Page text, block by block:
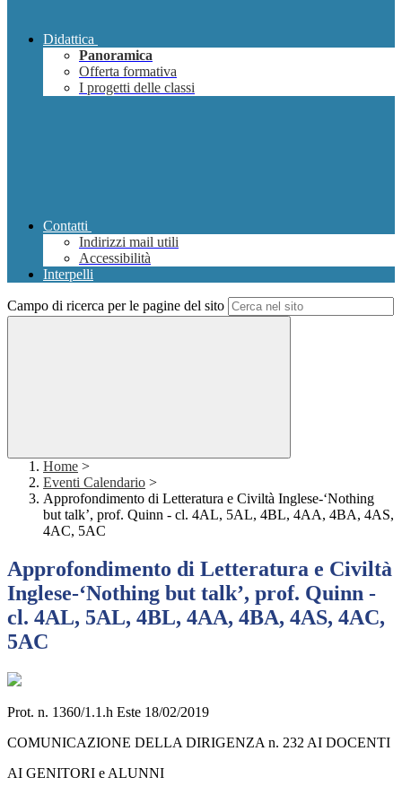
Didattica
Panoramica
Offerta formativa
I progetti delle classi
Contatti
Indirizzi mail utili
Accessibilità
Interpelli
Campo di ricerca per le pagine del sito
Home >
Eventi Calendario >
Approfondimento di Letteratura e Civiltà Inglese-‘Nothing
but talk’, prof. Quinn - cl. 4AL, 5AL, 4BL, 4AA, 4BA, 4AS,
4AC, 5AC
Approfondimento di Letteratura e Civiltà
Inglese-‘Nothing but talk’, prof. Quinn -
cl. 4AL, 5AL, 4BL, 4AA, 4BA, 4AS, 4AC,
5AC
Prot. n. 1360/1.1.h Este 18/02/2019
COMUNICAZIONE DELLA DIRIGENZA n. 232 AI DOCENTI
AI GENITORI e ALUNNI